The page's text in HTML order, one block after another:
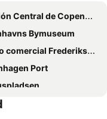
Central de Copenhague
Bymuseum
Frederiksberg
Port